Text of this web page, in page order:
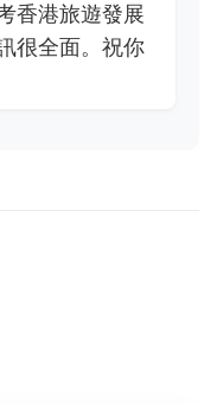
香港旅遊發展
很全面。祝你